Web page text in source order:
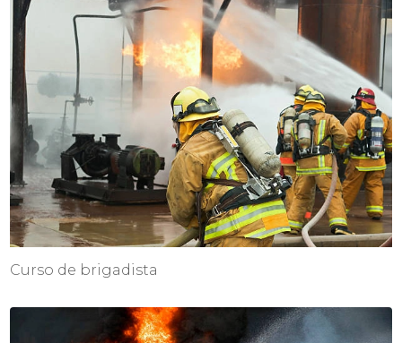
Curso de brigadista